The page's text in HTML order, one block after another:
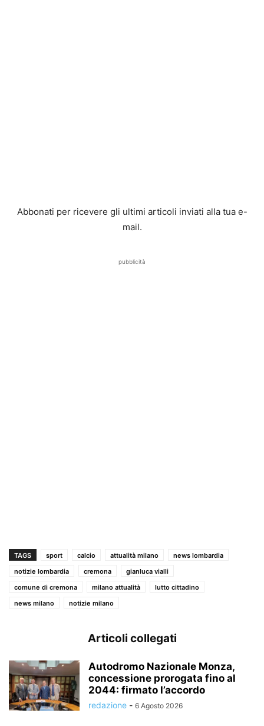
Abbonati per ricevere gli ultimi articoli inviati alla tua e-
mail.
pubblicità
TAGS sport calcio attualità milano
news lombardia
notizie lombardia
cremona
gianluca vialli
comune di cremona
milano attualità
lutto cittadino
news milano
notizie milano
Articoli collegati
Autodromo Nazionale Monza,
concessione prorogata fino al
2044: firmato l’accordo
redazione - 6 Agosto 2026